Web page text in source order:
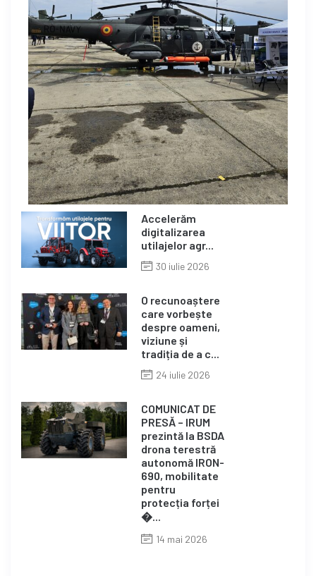
Accelerăm
digitalizarea
utilajelor agr...
30 iulie 2026
O recunoaștere
care vorbește
despre oameni,
viziune și
tradiția de a c...
24 iulie 2026
COMUNICAT DE
PRESĂ – IRUM
prezintă la BSDA
drona terestră
autonomă IRON-
690, mobilitate
pentru
protecția forței
�...
14 mai 2026